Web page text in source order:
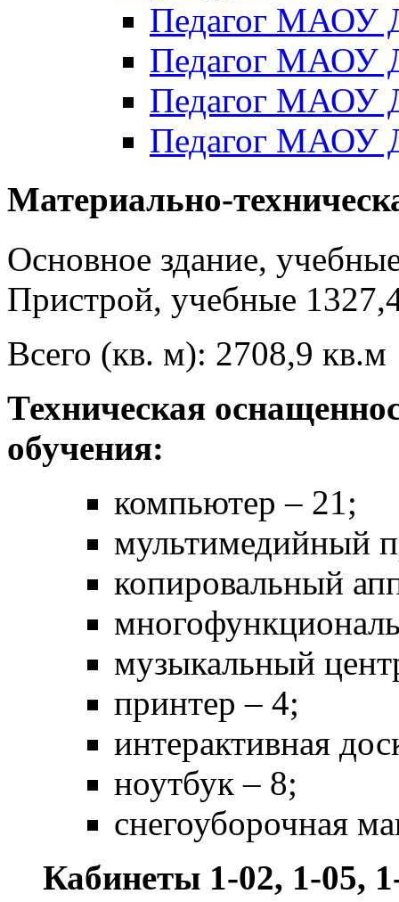
Педагог МАОУ
Педагог МАОУ
Педагог МАОУ
Педагог МАОУ
Материально-
Основное здание,
Пристрой, учебные
Всего (кв. м): 2708,9 кв.м
Техническая
обучения:
компьютер – 21;
мультимедийный
копировальный
музыкальный
принтер – 4;
интерактивная
ноутбук – 8;
снегоуборочная
Кабинеты 1-02, 1-05,